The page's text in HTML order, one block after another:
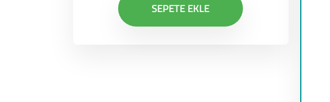
SEPETE EKLE